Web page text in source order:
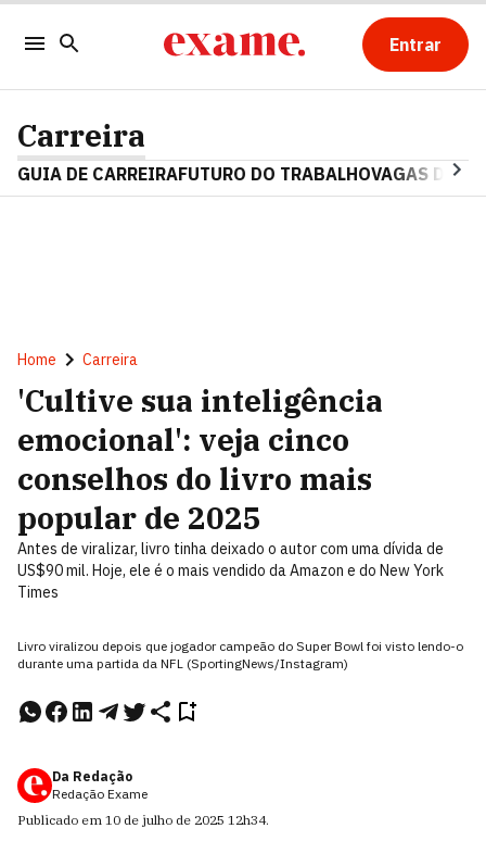
Entrar
Carreira
GUIA DE CARREIRAFUTURO DO TRABALHOVAGAS DE
Home Carreira
'Cultive sua inteligência
emocional': veja cinco
conselhos do livro mais
popular de 2025
Antes de viralizar, livro tinha deixado o autor com uma dívida de
US$90 mil. Hoje, ele é o mais vendido da Amazon e do New York
Times
Livro viralizou depois que jogador campeão do Super Bowl foi visto lendo-o
durante uma partida da NFL (SportingNews/Instagram)
Da Redação
Redação Exame
Publicado em 10 de julho de 2025 12h34.